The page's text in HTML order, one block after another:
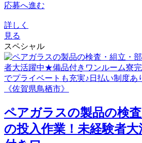
応募へ進む
詳しく
見る
スペシャル
ペアガラスの製品の検
の投入作業！未経験者